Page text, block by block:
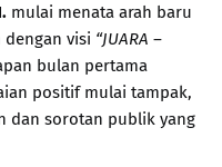
mulai menata arah baru
visi “JUARA –
bulan pertama
positif mulai tampak,
dan sorotan publik yang